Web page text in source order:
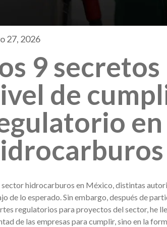
27, 2026
9
de
sector hidrocarburos en México, distintas
de lo esperado. Sin embargo, después de
regulatorios para proyectos del sector, he
de las empresas para cumplir, sino en la